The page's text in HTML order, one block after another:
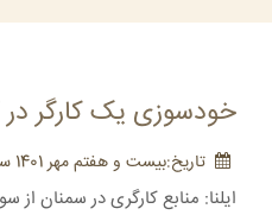
خودسوزی یک کارگر در
تاريخ:بيست و هفتم مهر 1401 ساعت 09:34
ایلنا: منابع کارگری در سمنان از